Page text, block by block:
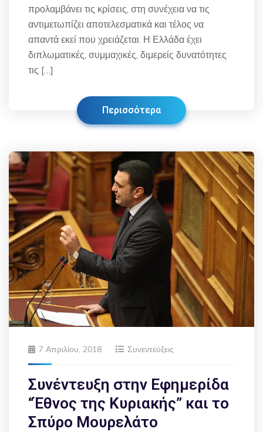
προλαμβάνει τις κρίσεις, στη συνέχεια να τις
αντιμετωπίζει αποτελεσματικά και τέλος να
απαντά εκεί που χρειάζεται. Η Ελλάδα έχει
διπλωματικές, συμμαχικές, διμερείς δυνατότητες
τις […]
Περισσότερα
7 Απριλίου, 2018 Συνεντεύξεις
Συνέντευξη στην Εφημερίδα
“Έθνος της Κυριακής” και το
Σπύρο Μουρελάτο